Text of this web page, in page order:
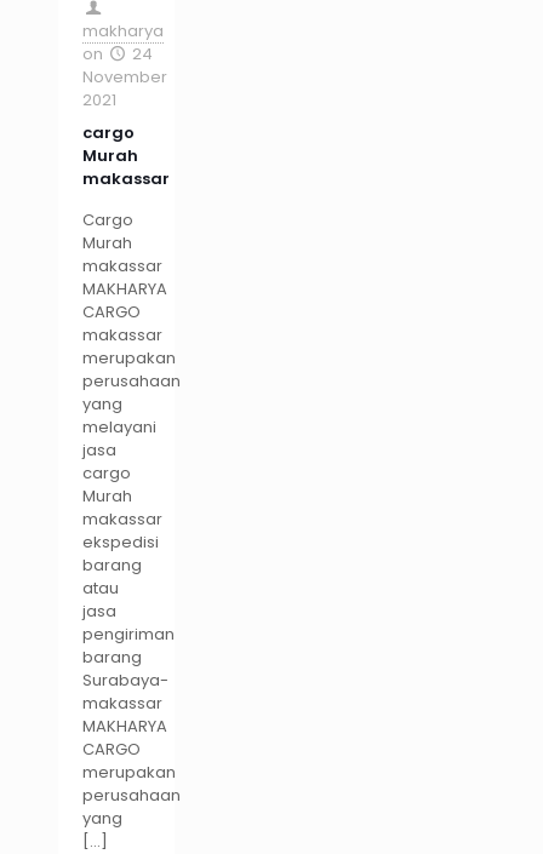
makharya
on
24
November
2021
cargo
Murah
makassar
Cargo
Murah
makassar
MAKHARYA
CARGO
makassar
merupakan
perusahaan
yang
melayani
jasa
cargo
Murah
makassar
ekspedisi
barang
atau
jasa
pengiriman
barang
Surabaya-
makassar
MAKHARYA
CARGO
merupakan
perusahaan
yang
[…]